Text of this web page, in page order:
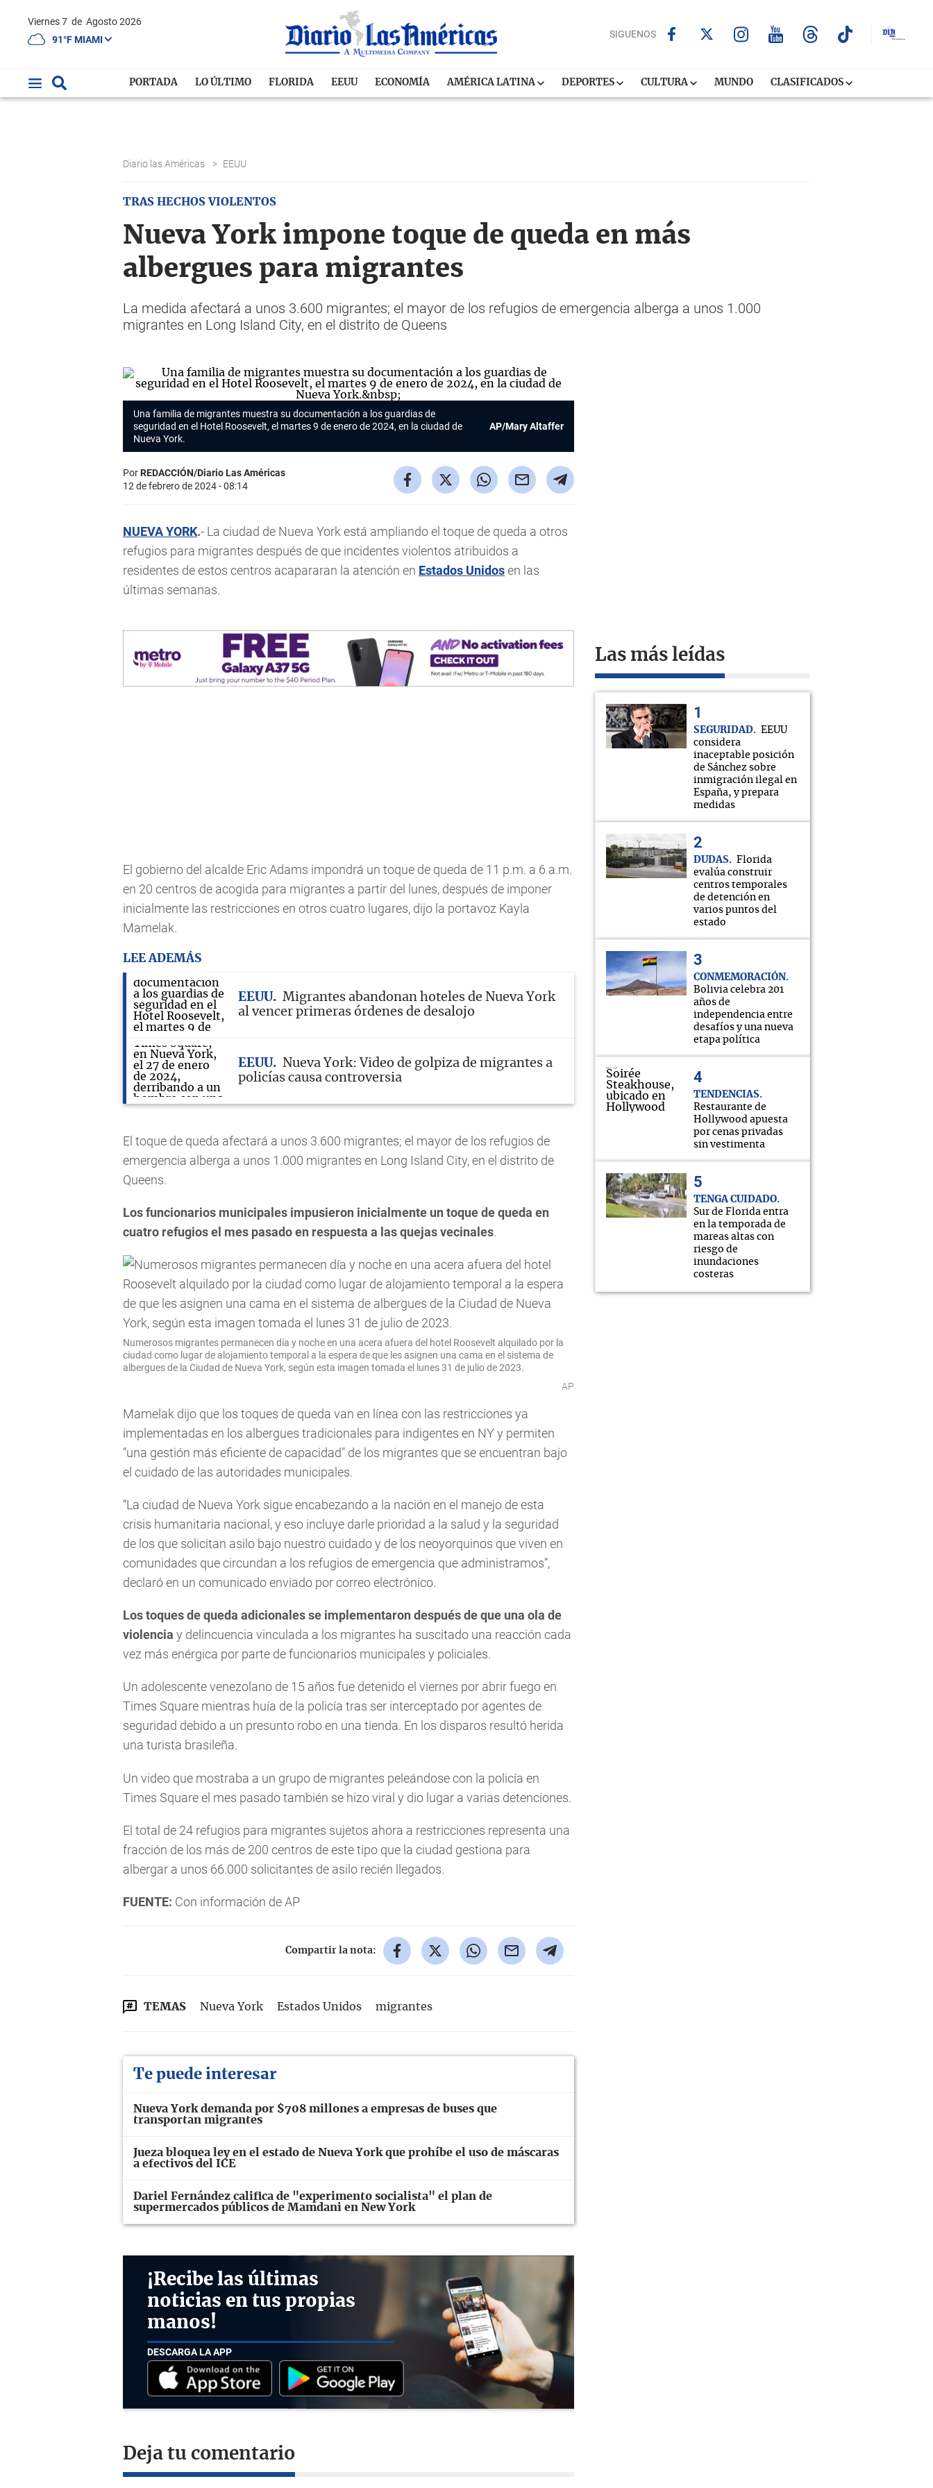
Viernes 7 de Agosto 2026
91°F MIAMI
SIGUENOS
PORTADA LO ÚLTIMO FLORIDA EEUU ECONOMÍA AMÉRICA LATINA DEPORTES CULTURA MUNDO CLASIFICADOS
Diario las Américas > EEUU
TRAS HECHOS VIOLENTOS
Nueva York impone toque de queda en más
albergues para migrantes
La medida afectará a unos 3.600 migrantes; el mayor de los refugios de emergencia alberga a unos 1.000
migrantes en Long Island City, en el distrito de Queens
Una familia de migrantes muestra su documentación a los guardias de
seguridad en el Hotel Roosevelt, el martes 9 de enero de 2024, en la ciudad de
Nueva York.
AP/Mary Altaffer
PorREDACCIÓN/Diario Las Américas
12 de febrero de 2024 - 08:14
NUEVA YORK.- La ciudad de Nueva York está ampliando el toque de queda a otros
refugios para migrantes después de que incidentes violentos atribuidos a
residentes de estos centros acapararan la atención en Estados Unidosen las
últimas semanas.
El gobierno del alcalde Eric Adams impondrá un toque de queda de 11 p.m. a 6 a.m.
en 20 centros de acogida para migrantes a partir del lunes, después de imponer
inicialmente las restricciones en otros cuatro lugares, dijo la portavoz Kayla
Mamelak.
LEE ADEMÁS
EEUU
Migrantes abandonan hoteles de Nueva York
al vencer primeras órdenes de desalojo
EEUU
Nueva York: Video de golpiza de migrantes a
policías causa controversia
El toque de queda afectará a unos 3.600 migrantes; el mayor de los refugios de
emergencia alberga a unos 1.000 migrantes en Long Island City, en el distrito de
Queens.
Los funcionarios municipales impusieron inicialmente un toque de queda en
cuatro refugios el mes pasado en respuesta a las quejas vecinales.
Numerosos migrantes permanecen día y noche en una acera afuera del hotel Roosevelt alquilado por la
ciudad como lugar de alojamiento temporal a la espera de que les asignen una cama en el sistema de
albergues de la Ciudad de Nueva York, según esta imagen tomada el lunes 31 de julio de 2023.
AP
Mamelak dijo que los toques de queda van en línea con las restricciones ya
implementadas en los albergues tradicionales para indigentes en NY y permiten
“una gestión más eficiente de capacidad" de los migrantes que se encuentran bajo
el cuidado de las autoridades municipales.
“La ciudad de Nueva York sigue encabezando a la nación en el manejo de esta
crisis humanitaria nacional, y eso incluye darle prioridad a la salud y la seguridad
de los que solicitan asilo bajo nuestro cuidado y de los neoyorquinos que viven en
comunidades que circundan a los refugios de emergencia que administramos”,
declaró en un comunicado enviado por correo electrónico.
Los toques de queda adicionales se implementaron después de que una ola de
violencia y delincuencia vinculada a los migrantes ha suscitado una reacción cada
vez más enérgica por parte de funcionarios municipales y policiales.
Un adolescente venezolano de 15 años fue detenido el viernes por abrir fuego en
Times Square mientras huía de la policía tras ser interceptado por agentes de
seguridad debido a un presunto robo en una tienda. En los disparos resultó herida
una turista brasileña.
Un video que mostraba a un grupo de migrantes peleándose con la policía en
Times Square el mes pasado también se hizo viral y dio lugar a varias detenciones.
El total de 24 refugios para migrantes sujetos ahora a restricciones representa una
fracción de los más de 200 centros de este tipo que la ciudad gestiona para
albergar a unos 66.000 solicitantes de asilo recién llegados.
FUENTE: Con información de AP
Compartir la nota:
TEMAS Nueva York Estados Unidos migrantes
Te puede interesar
Nueva York demanda por $708 millones a empresas de buses que
transportan migrantes
Jueza bloquea ley en el estado de Nueva York que prohíbe el uso de máscaras
a efectivos del ICE
Dariel Fernández califica de "experimento socialista" el plan de
supermercados públicos de Mamdani en New York
¡Recibe las últimas
noticias en tus propias
manos!
DESCARGA LA APP
Deja tu comentario
Las más leídas
SEGURIDAD
EEUU
considera
inaceptable posición
de Sánchez sobre
inmigración ilegal en
España, y prepara
medidas
DUDAS
Florida
evalúa construir
centros temporales
de detención en
varios puntos del
estado
CONMEMORACIÓN
Bolivia celebra 201
años de
independencia entre
desafíos y una nueva
etapa política
TENDENCIAS
Restaurante de
Hollywood apuesta
por cenas privadas
sin vestimenta
TENGA CUIDADO
Sur de Florida entra
en la temporada de
mareas altas con
riesgo de
inundaciones
costeras